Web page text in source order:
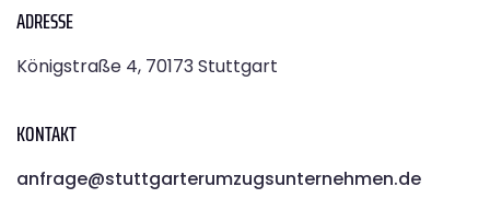
ADRESSE
Königstraße 4, 70173 Stuttgart
KONTAKT
anfrage@stuttgarterumzugsunternehmen.de